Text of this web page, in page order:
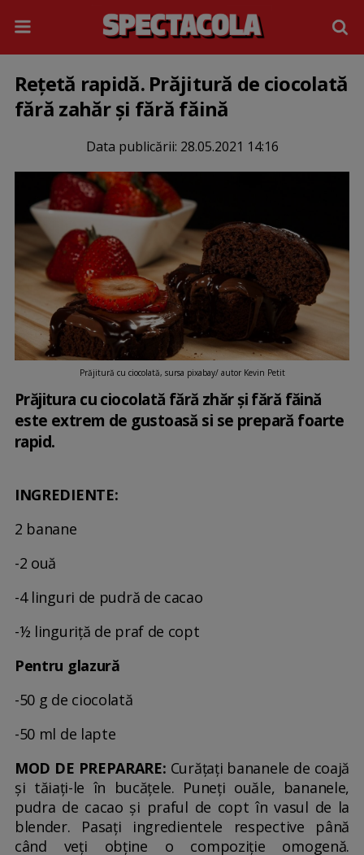
Rețetă rapidă. Prăjitură de ciocolată
fără zahăr și fără făină
Data publicării: 28.05.2021 14:16
Prăjitură cu ciocolată, sursa pixabay/ autor Kevin Petit
Prăjitura cu ciocolată fără zhăr și fără făină
este extrem de gustoasă si se prepară foarte
rapid.
INGREDIENTE:
2 banane
-2 ouă
-4 linguri de pudră de cacao
-½ linguriță de praf de copt
Pentru glazură
-50 g de ciocolată
-50 ml de lapte
MOD DE PREPARARE: Curățați bananele de coajă
și tăiați-le în bucățele. Puneți ouăle, bananele,
pudra de cacao și praful de copt în vasul de la
blender. Pasați ingredientele respective până
când veți obține o compoziție omogenă.